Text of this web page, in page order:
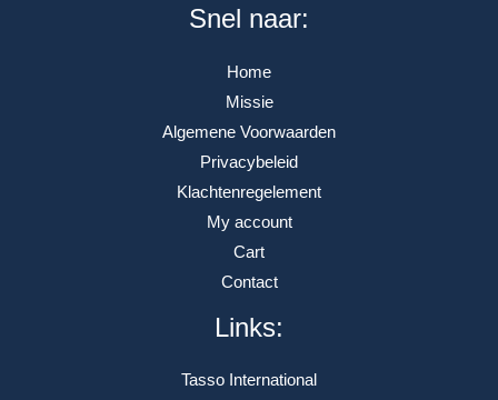
Snel naar:
Home
Missie
Algemene Voorwaarden
Privacybeleid
Klachtenregelement
My account
Cart
Contact
Links:
Tasso International